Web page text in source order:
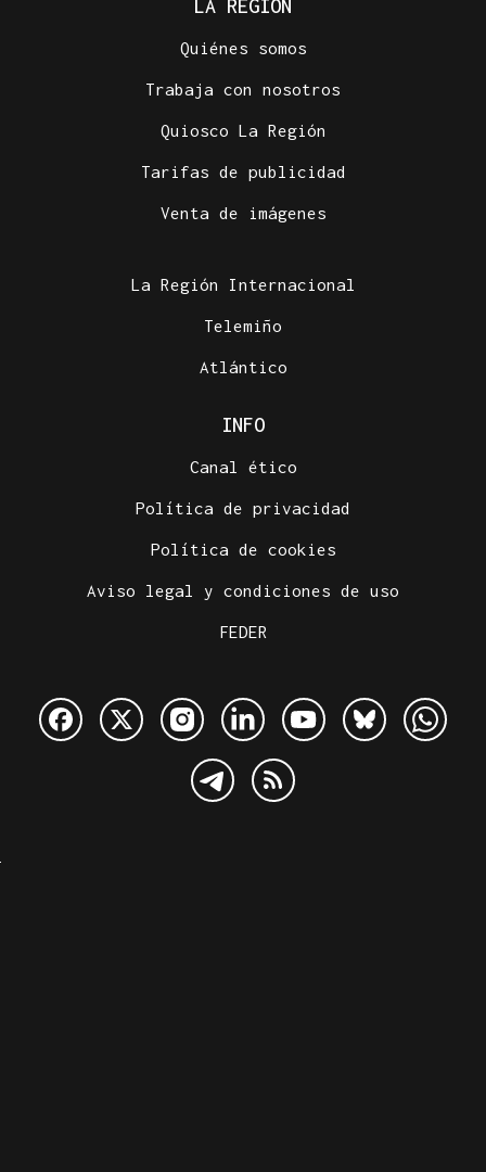
LA REGIÓN
Quiénes somos
Trabaja con nosotros
Quiosco La Región
Tarifas de publicidad
Venta de imágenes
La Región Internacional
Telemiño
Atlántico
INFO
Canal ético
Política de privacidad
Política de cookies
Aviso legal y condiciones de uso
FEDER